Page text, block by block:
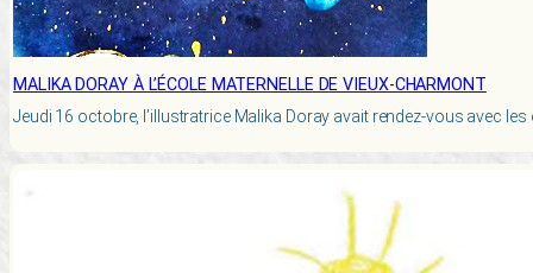
MALIKA DORAY À L’ÉCOLE MATERNELLE DE VIEUX-CHARMONT
Jeudi 16 octobre, l’illustratrice Malika Doray avait rendez-vous avec